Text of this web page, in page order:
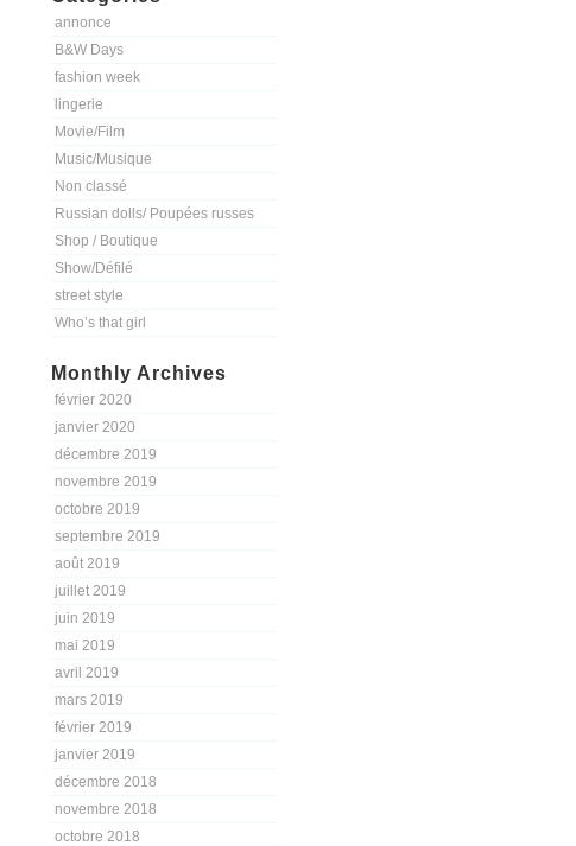
annonce
B&W Days
fashion week
lingerie
Movie/Film
Music/Musique
Non classé
Russian dolls/ Poupées russes
Shop / Boutique
Show/Défilé
street style
Who’s that girl
Monthly Archives
février 2020
janvier 2020
décembre 2019
novembre 2019
octobre 2019
septembre 2019
août 2019
juillet 2019
juin 2019
mai 2019
avril 2019
mars 2019
février 2019
janvier 2019
décembre 2018
novembre 2018
octobre 2018